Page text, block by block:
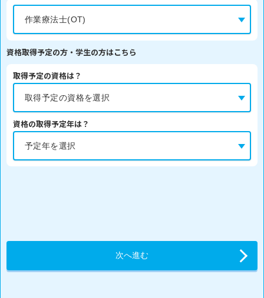
資格取得予定の方・学生の方はこちら
取得予定の資格は？
資格の取得予定年は？